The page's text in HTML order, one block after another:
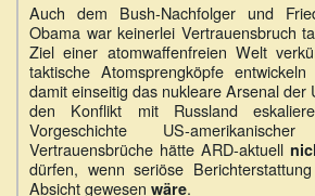
Auch dem Bush-Nachfolger und
Obama war keinerlei Vertrauensbruch
Ziel einer atomwaffenfreien Welt
taktische Atomsprengköpfe entwickeln
damit einseitig das nukleare Arsenal der
den Konflikt mit Russland
Vorgeschichte US-
Vertrauensbrüche hätte ARD-aktuell
dürfen, wenn seriöse
Absicht gewesen wäre.